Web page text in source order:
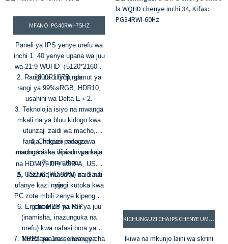
MFANO: PG40RWI-75HZ
Paneli ya IPS yenye urefu wa
inchi 1. 40 yenye upana wa juu
wa 21:9 WUHD（5120*2160）
2800R iliyopinda.
2. Rangi za 1.07B, gamut ya
rangi ya 99%sRGB, HDR10,
usahihi wa Delta E＜2.
3. Teknolojia isiyo na mwanga
mkali na ya bluu kidogo kwa
utunzaji zaidi wa macho,
faraja, mkazo mdogo wa
macho katika vipindi vya kazi
vya marathon.
4. Chaguzi pana za
muunganisho ikiwa ni pamoja
na HDMI®, DP, USB-A, USB-
B, USB-C (PD 90W) na Sauti
nje
5. Tazama maudhui zaidi na
ufanye kazi nyingi kutoka kwa
PC zote mbili zenye kipengele
cha PBP na PIP.
6. Ergonomics ya hali ya juu
(inamisha, inazunguka na
urefu) kwa nafasi bora ya
kutazama na sehemu ya
7. MPRT ya 1ms, kiwango cha
KICHUNGUZI CHA IPS CHENYE UMBO LA WQHD CHENYE INCHI 34, KIFAA: PG34RWI-60HZ
Ikiwa na mkunjo laini wa skrini